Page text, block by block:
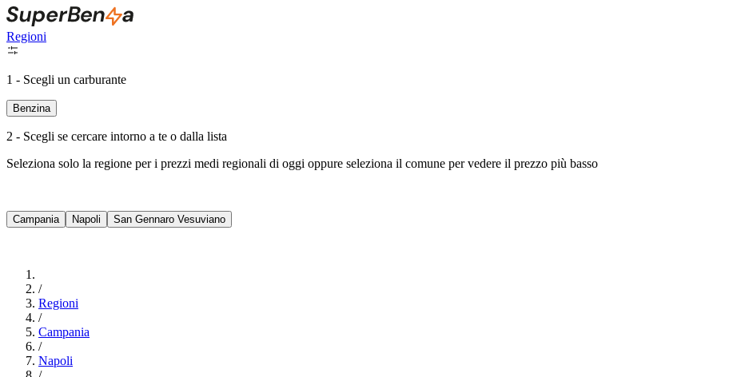
Regioni
1 - Scegli un carburante
Benzina
2 - Scegli se cercare intorno a te o dalla lista
Seleziona solo la regione per i prezzi medi regionali di oggi oppure seleziona il comune per vedere il prezzo più basso
Campania Napoli San Gennaro Vesuviano
/
Regioni
/
Campania
/
Napoli